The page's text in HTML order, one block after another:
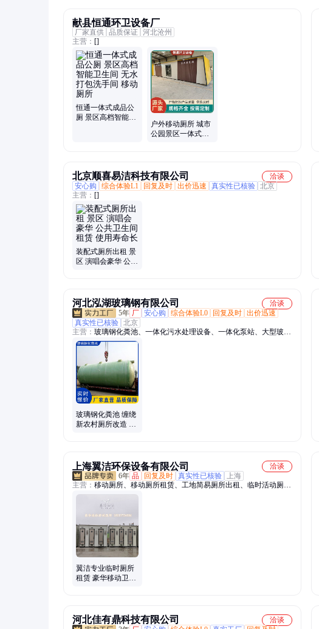
献县恒通环卫设备厂
厂家直供 品质保证 河北沧州
主营： []
恒通一体式成品公
厕 景区高档智能卫
户外移动厕所 城市
公园景区一体式公
北京顺喜易洁科技有限公司
洽谈
安心购
综合体验L1 回复及时 出价迅速 真实性已核验 北京
主营： []
装配式厕所出租 景
区 演唱会豪华 公共
河北泓湖玻璃钢有限公司
洽谈
5年 厂 安心购 综合体验L0 回复及时 出价迅速
真实性已核验 北京
主营： 玻璃钢化粪池、一体化污水处理设备、一体化泵站、大型玻璃
钢储罐、玻璃钢一体化泵站、玻璃钢储罐、一体化预制泵站、玻璃钢
一体化预制泵站、一体化排涝泵站、玻璃钢污水提升泵站、地埋一体
化泵站、智能污水提升泵、农村污水提升泵站、玻璃钢饮用水储罐、
立式玻璃钢储罐、玻璃钢盐酸储罐、卧式玻璃钢储罐、油田用玻璃钢
储罐、玻璃钢酸碱储罐
玻璃钢化粪池 缠绕
新农村厕所改造 隔
上海翼洁环保设备有限公司
洽谈
6年 品 回复及时 真实性已核验
上海
主营： 移动厕所、移动厕所租赁、工地简易厕所出租、临时活动厕所
租赁
翼洁专业临时厕所
租赁 豪华移动卫生
河北佳有鼎科技有限公司
洽谈